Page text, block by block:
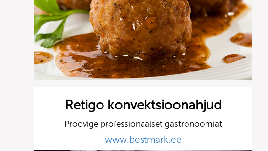
Retigo konvektsioonahjud
Proovige professionaalset gastronoomiat
www.bestmark.ee